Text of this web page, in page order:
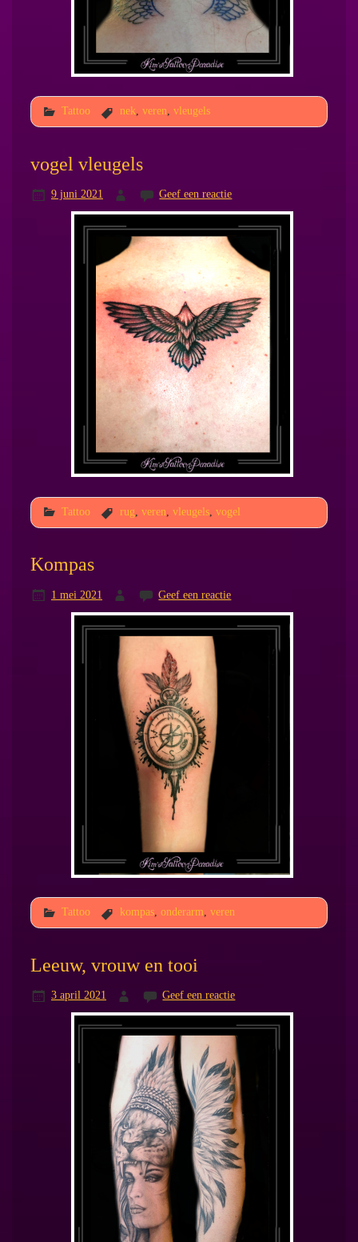
Tattoo nek, veren, vleugels
vogel vleugels
9 juni 2021 Geef een reactie
Tattoo rug veren vleugels, vogel
Kompas
1 mei 2021 Geef een reactie
Tattoo kompas, onderarm veren
Leeuw, vrouw en tooi
3 april 2021 Geef een reactie